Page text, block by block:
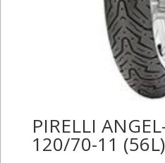
PIRELLI
120/70-11 (56L)